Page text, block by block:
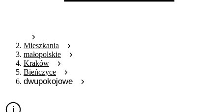
Mieszkania
małopolskie
Kraków
Bieńczyce
dwupokojowe